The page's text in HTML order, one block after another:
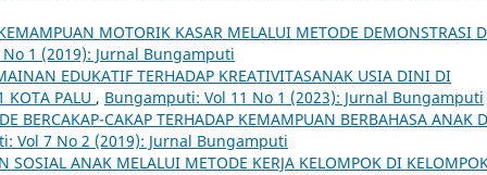
MOTORIK KASAR MELALUI METODE DEMONSTRASI
1 (2019): Jurnal Bungamputi
EDUKATIF TERHADAP KREATIVITASANAK USIA DINI DI
KOTA PALU , Bungamputi: Vol 11 No 1 (2023): Jurnal Bungamputi
BERCAKAP-CAKAP TERHADAP KEMAMPUAN BERBAHASA ANAK
Vol 7 No 2 (2019): Jurnal Bungamputi
ANAK MELALUI METODE KERJA KELOMPOK DI